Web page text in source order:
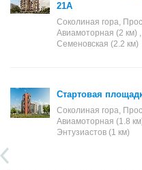
21А
Соколиная гора,
Авиамоторная (2 км)
Семеновская (2.2 км)
Стартовая
Соколиная гора,
Авиамоторная (1.8
Энтузиастов (1 км)